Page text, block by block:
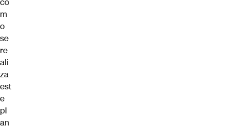
có
m
o
se
re
ali
za
est
e
pl
an